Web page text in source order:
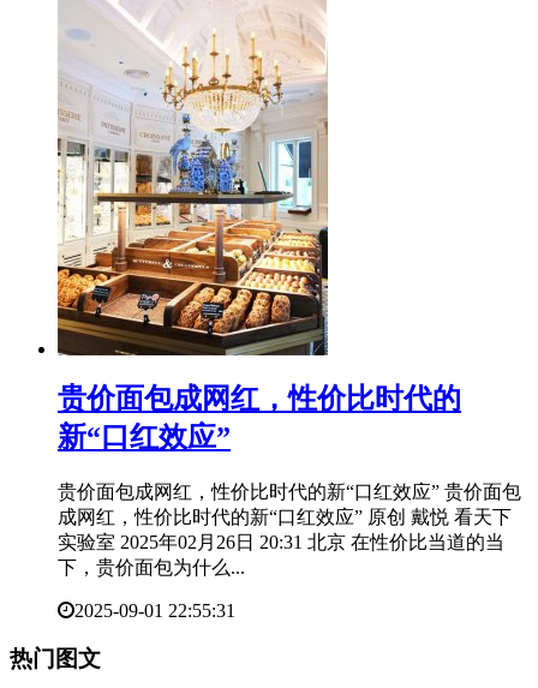
​贵价面包成网红，性价比时代的
新“口红效应”
贵价面包成网红，性价比时代的新“口红效应” 贵价面包
成网红，性价比时代的新“口红效应” 原创 戴悦 看天下
实验室 2025年02月26日 20:31 北京 在性价比当道的当
下，贵价面包为什么...
2025-09-01 22:55:31
热门图文